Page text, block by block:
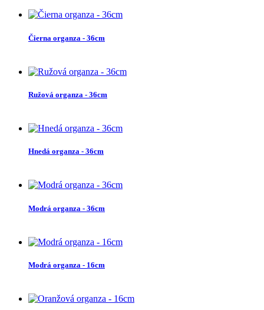
Čierna organza - 36cm
Ružová organza - 36cm
Hnedá organza - 36cm
Modrá organza - 36cm
Modrá organza - 16cm